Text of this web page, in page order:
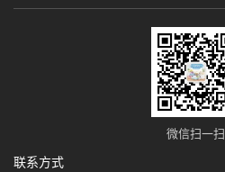
微信扫一扫
联系方式